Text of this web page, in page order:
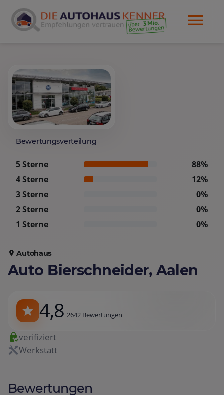
Bewertungsverteilung
5 Sterne
88%
4 Sterne
12%
3 Sterne
0%
2 Sterne
0%
1 Sterne
0%
Autohaus
Auto Bierschneider, Aalen
4,8 2642 Bewertungen
verifiziert
Werkstatt
Bewertungen